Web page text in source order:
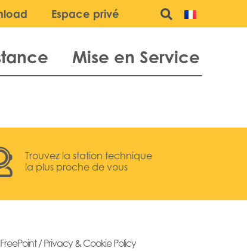
Espace privé
Mise en Service
Trouvez la station technique
la plus proche de vous
/Privacy & Cookie Policy